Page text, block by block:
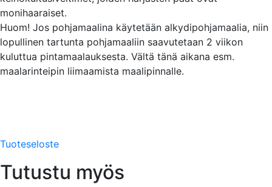
monihaaraiset.
Huom! Jos pohjamaalina käytetään alkydipohjamaalia, niin
lopullinen tartunta pohjamaaliin saavutetaan 2 viikon
kuluttua pintamaalauksesta. Vältä tänä aikana esm.
maalarinteipin liimaamista maalipinnalle.
Tuoteseloste
Tutustu myös